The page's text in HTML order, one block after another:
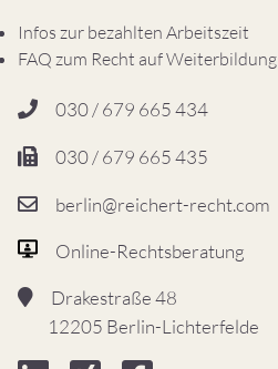
Infos zur bezahlten Arbeitszeit
FAQ zum Recht auf Weiterbildung
030 / 679 665 434
030 / 679 665 435
berlin@reichert-recht.com
Online-Rechtsberatung
Drakestraße 48
12205 Berlin-Lichterfelde